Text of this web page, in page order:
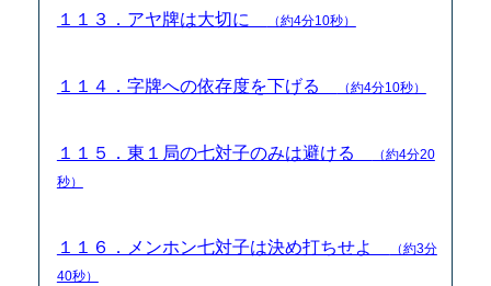
１１３．アヤ牌は大切に （約4分10秒）
１１４．字牌への依存度を下げる （約4分10秒）
１１５．東１局の七対子のみは避ける
（約4分20
秒）
１１６．メンホン七対子は決め打ちせよ
（約3分
40秒）